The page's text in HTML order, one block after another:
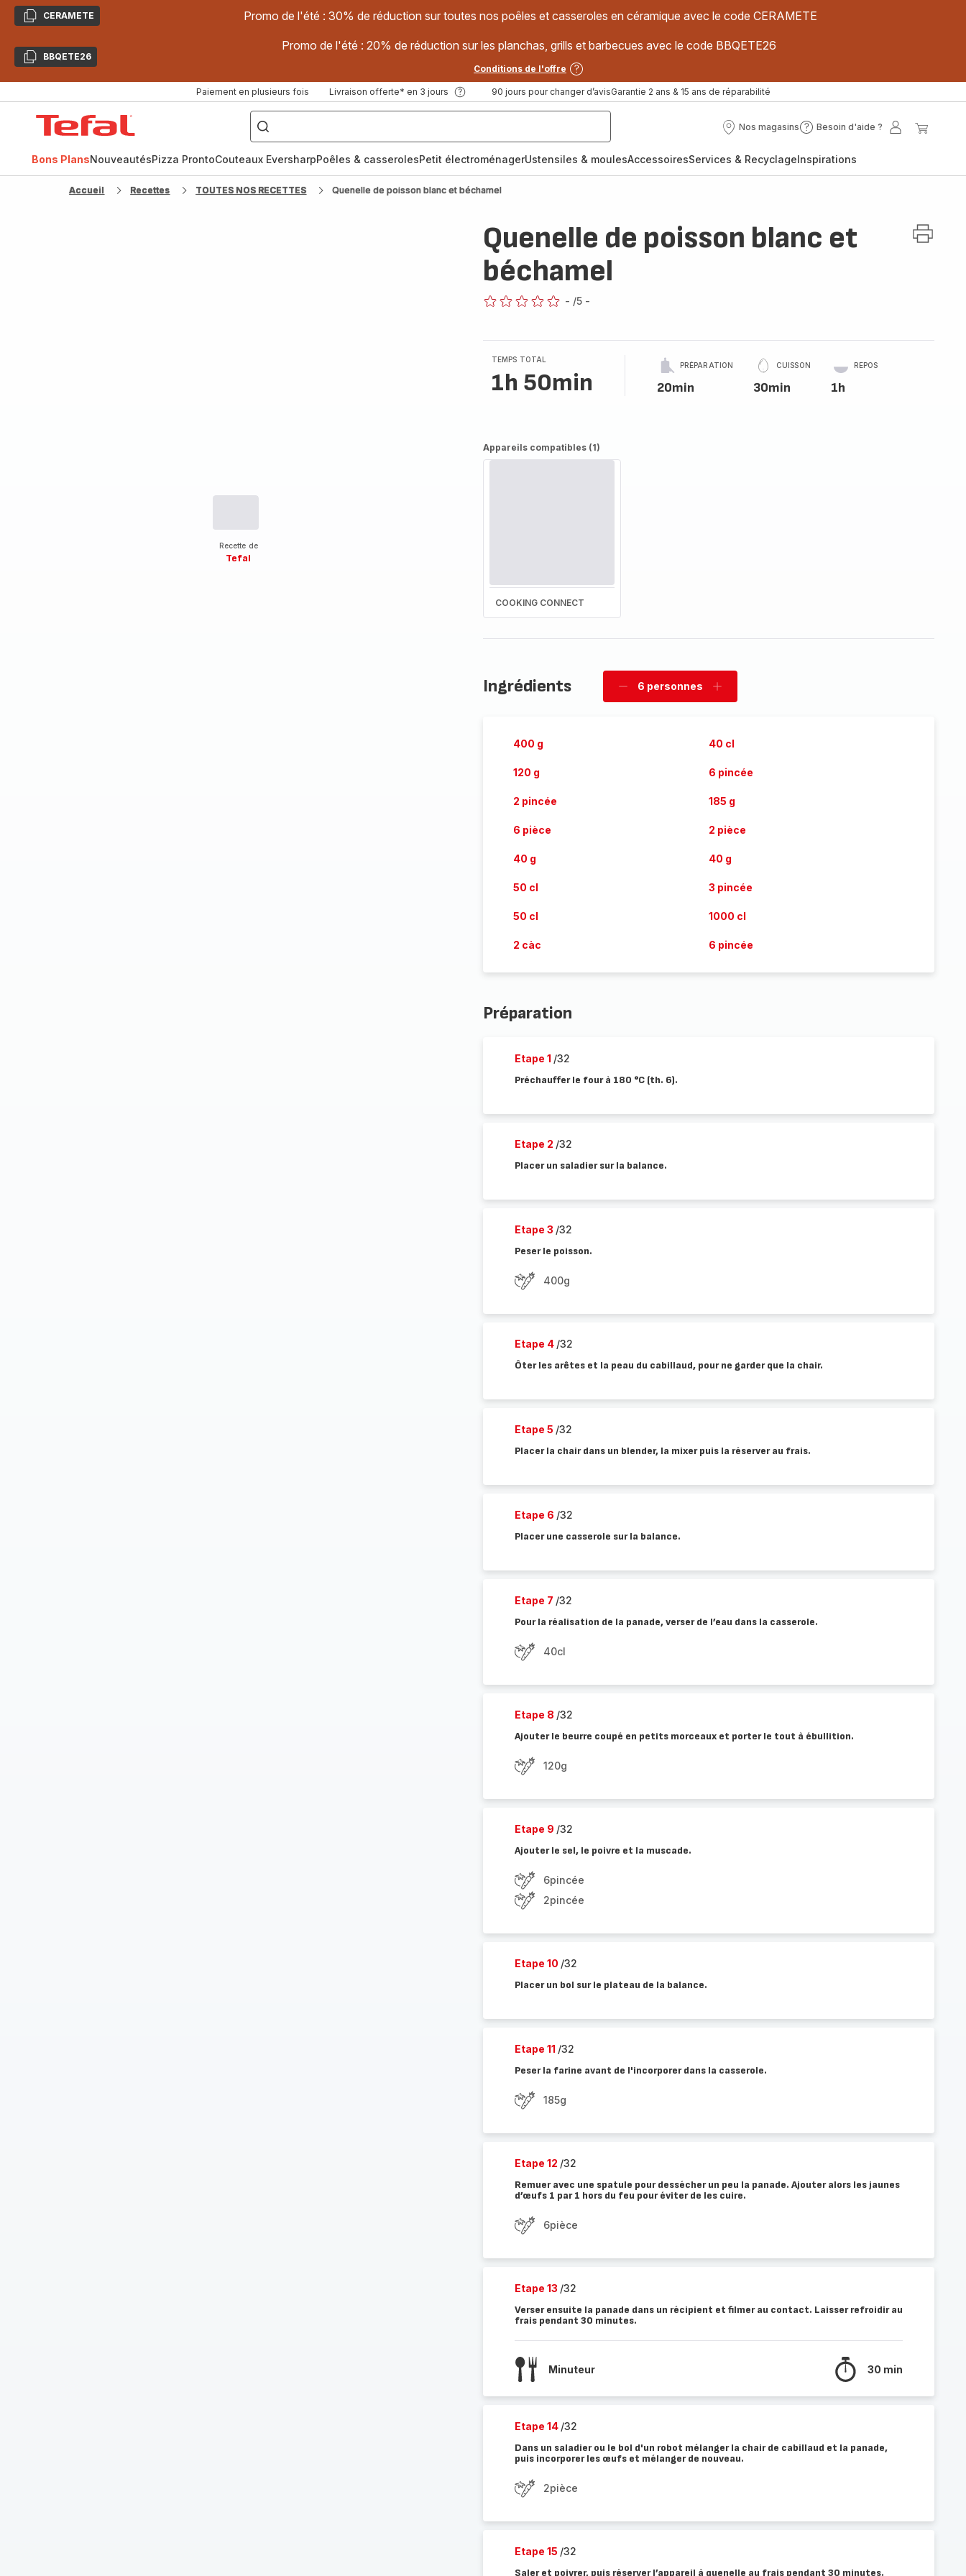
CopierCERAMETE Promo de l'été : 30% de réduction sur toutes nos poêles et casseroles en céramique avec le code CERAMETE
CopierBBQETE26
Promo de l'été : 20% de réduction sur les planchas, grills et barbecues avec le code BBQETE26
Conditions de l'offre
Paiement en plusieurs fois Livraison offerte* en 3 jours 90 jours pour changer d’avisGarantie 2 ans & 15 ans de réparabilité
["Poêles
inox,
Cake
Factory,
Nos magasins
Nos
Besoin d'aide ?
Besoin
?
Mon
Bons PlansNouveautésPizza ProntoCouteaux EversharpPoêles & casserolesPetit électroménagerUstensiles & moulesAccessoiresServices & RecyclageInspirations
Accueil Recettes TOUTES NOS RECETTES Quenelle de poisson blanc et béchamel
Recette de
Tefal
Quenelle de poisson blanc et
béchamel
- /5 -
TEMPS TOTAL
1h 50min
PRÉPARATION
20min
CUISSON
30min
REPOS
1h
Appareils compatibles (1)
COOKING CONNECT
Ingrédients
Supprimer
6 personnes
Ajouter
400 g 40 cl
120 g 6 pincée
2 pincée 185 g
6 pièce 2 pièce
40 g 40 g
50 cl 3 pincée
50 cl 1000 cl
2 càc 6 pincée
Préparation
Etape 1 /32
Préchauffer le four à 180 °C (th. 6).
Etape 2 /32
Placer un saladier sur la balance.
Etape 3 /32
Peser le poisson.
400g
Etape 4 /32
Ôter les arêtes et la peau du cabillaud, pour ne garder que la chair.
Etape 5 /32
Placer la chair dans un blender, la mixer puis la réserver au frais.
Etape 6 /32
Placer une casserole sur la balance.
Etape 7 /32
Pour la réalisation de la panade, verser de l’eau dans la casserole.
40cl
Etape 8 /32
Ajouter le beurre coupé en petits morceaux et porter le tout à ébullition.
120g
Etape 9 /32
Ajouter le sel, le poivre et la muscade.
6pincée
2pincée
Etape 10 /32
Placer un bol sur le plateau de la balance.
Etape 11 /32
Peser la farine avant de l'incorporer dans la casserole.
185g
Etape 12 /32
Remuer avec une spatule pour dessécher un peu la panade. Ajouter alors les jaunes
d’œufs 1 par 1 hors du feu pour éviter de les cuire.
6pièce
Etape 13 /32
Verser ensuite la panade dans un récipient et filmer au contact. Laisser refroidir au
frais pendant 30 minutes.
Minuteur 30 min
Etape 14 /32
Dans un saladier ou le bol d'un robot mélanger la chair de cabillaud et la panade,
puis incorporer les œufs et mélanger de nouveau.
2pièce
Etape 15 /32
Saler et poivrer, puis réserver l’appareil à quenelle au frais pendant 30 minutes.